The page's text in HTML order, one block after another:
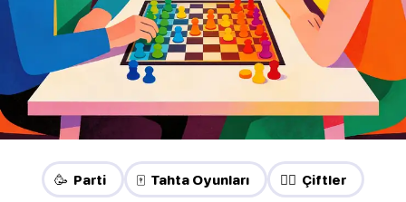
🥳 Parti 🀄 Tahta Oyunları ❤️‍🔥 Çiftler